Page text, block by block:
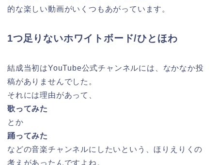
的な楽しい動画がいくつもあがっています。
1つ足りないホワイトボード/ひとほわ
結成当初はYouTube公式チャンネルには、なかなか投
稿がありませんでした。
それには理由があって、
歌ってみた
とか
踊ってみた
などの音楽チャンネルにしたいという、ほりえりくの
考えがあったんですよね。